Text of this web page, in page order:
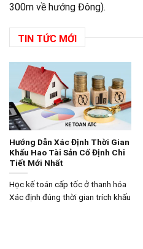
300m về hướng Đông).
TIN TỨC MỚI
Hướng Dẫn Xác Định Thời Gian
Khấu Hao Tài Sản Cố Định Chi
Tiết Mới Nhất
Học kế toán cấp tốc ở thanh hóa
Xác định đúng thời gian trích khấu